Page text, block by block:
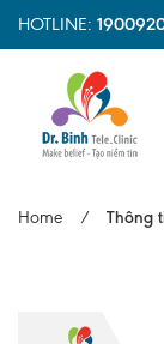
HOTLINE:
Home / Thông